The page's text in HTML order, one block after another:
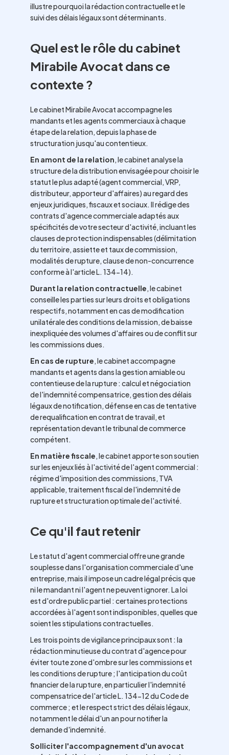
illustre pourquoi la rédaction contractuelle et le
suivi des délais légaux sont déterminants.
Quel est le rôle du cabinet
Mirabile Avocat dans ce
contexte ?
Le cabinet Mirabile Avocat accompagne les
mandants et les agents commerciaux à chaque
étape de la relation, depuis la phase de
structuration jusqu'au contentieux.
En amont de la relation, le cabinet analyse la
structure de la distribution envisagée pour choisir le
statut le plus adapté (agent commercial, VRP,
distributeur, apporteur d'affaires) au regard des
enjeux juridiques, fiscaux et sociaux. Il rédige des
contrats d'agence commerciale adaptés aux
spécificités de votre secteur d'activité, incluant les
clauses de protection indispensables (délimitation
du territoire, assiette et taux de commission,
modalités de rupture, clause de non-concurrence
conforme à l'article L. 134-14).
Durant la relation contractuelle, le cabinet
conseille les parties sur leurs droits et obligations
respectifs, notamment en cas de modification
unilatérale des conditions de la mission, de baisse
inexpliquée des volumes d'affaires ou de conflit sur
les commissions dues.
En cas de rupture, le cabinet accompagne
mandants et agents dans la gestion amiable ou
contentieuse de la rupture : calcul et négociation
de l'indemnité compensatrice, gestion des délais
légaux de notification, défense en cas de tentative
de requalification en contrat de travail, et
représentation devant le tribunal de commerce
compétent.
En matière fiscale, le cabinet apporte son soutien
sur les enjeux liés à l'activité de l'agent commercial :
régime d'imposition des commissions, TVA
applicable, traitement fiscal de l'indemnité de
rupture et structuration optimale de l'activité.
Ce qu'il faut retenir
Le statut d'agent commercial offre une grande
souplesse dans l'organisation commerciale d'une
entreprise, mais il impose un cadre légal précis que
ni le mandant ni l'agent ne peuvent ignorer. La loi
est d'ordre public partiel : certaines protections
accordées à l'agent sont indisponibles, quelles que
soient les stipulations contractuelles.
Les trois points de vigilance principaux sont : la
rédaction minutieuse du contrat d'agence pour
éviter toute zone d'ombre sur les commissions et
les conditions de rupture ; l'anticipation du coût
financier de la rupture, en particulier l'indemnité
compensatrice de l'article L. 134-12 du Code de
commerce ; et le respect strict des délais légaux,
notamment le délai d'un an pour notifier la
demande d'indemnité.
Solliciter l'accompagnement d'un avocat